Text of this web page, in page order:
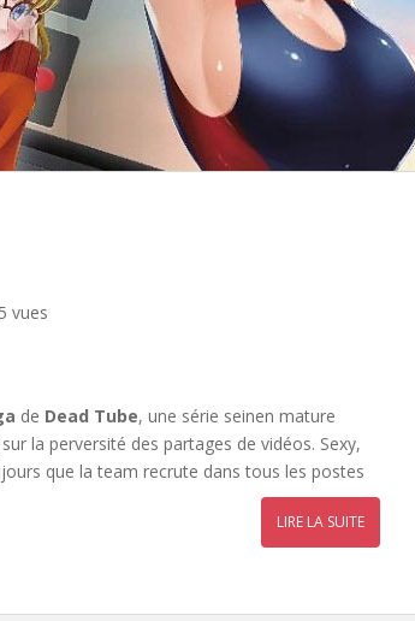
vues
de Dead Tube, une série seinen mature
la perversité des partages de vidéos. Sexy,
que la team recrute dans tous les postes
LIRE LA SUITE